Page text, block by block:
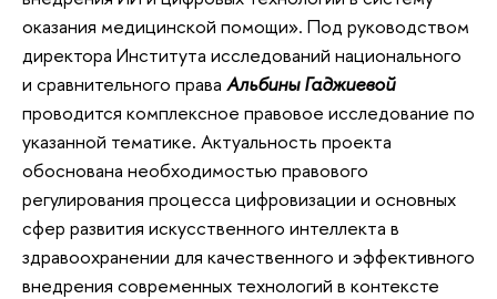
оказания медицинской помощи». Под руководством
директора Института исследований национального
и сравнительного права Альбины Гаджиевой
проводится комплексное правовое исследование по
указанной тематике. Актуальность проекта
обоснована необходимостью правового
регулирования процесса цифровизации и основных
сфер развития искусственного интеллекта в
здравоохранении для качественного и эффективного
внедрения современных технологий в контексте